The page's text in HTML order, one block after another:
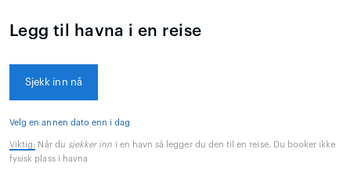
Legg til havna i en reise
Sjekk inn nå
Velg en annen dato enn i dag
Viktig: Når du sjekker inn i en havn så legger du den til en reise. Du booker ikke
fysisk plass i havna